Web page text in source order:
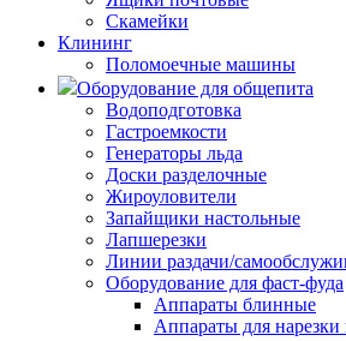
Скамейки
Клининг
Поломоечные машины
Оборудование для общепита
Водоподготовка
Гастроемкости
Генераторы льда
Доски разделочные
Жироуловители
Запайщики настольные
Лапшерезки
Линии раздачи/
Оборудование для фаст-фуда
Аппараты блинные
Аппараты для